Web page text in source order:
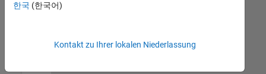
werden
unseres
한국 (한국어)
Kontakt zu Ihrer lokalen Niederlassung